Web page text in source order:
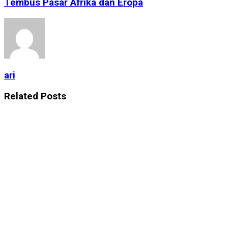
Tembus Pasar Afrika dan Eropa
ari
Related Posts